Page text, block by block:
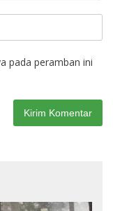
pada peramban ini